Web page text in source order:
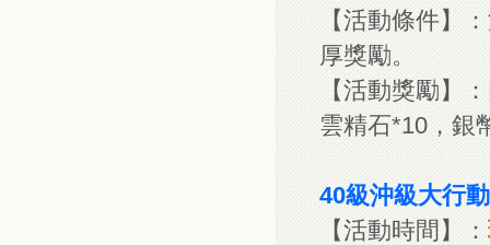
【活動條件】
厚獎勵。
【活動獎勵】
雲精石*10，銀
40級沖級大行動
【活動時間】：